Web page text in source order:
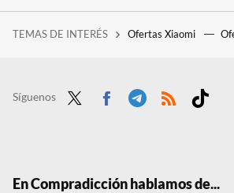
TEMAS DE INTERÉS Ofertas Xiaomi
Síguenos
En Compradicción hablamos de...